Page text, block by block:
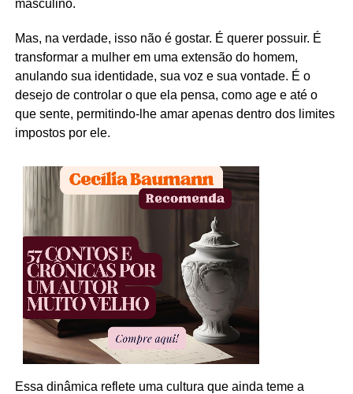
masculino.
Mas, na verdade, isso não é gostar. É querer possuir. É
transformar a mulher em uma extensão do homem,
anulando sua identidade, sua voz e sua vontade. É o
desejo de controlar o que ela pensa, como age e até o
que sente, permitindo-lhe amar apenas dentro dos limites
impostos por ele.
Essa dinâmica reflete uma cultura que ainda teme a